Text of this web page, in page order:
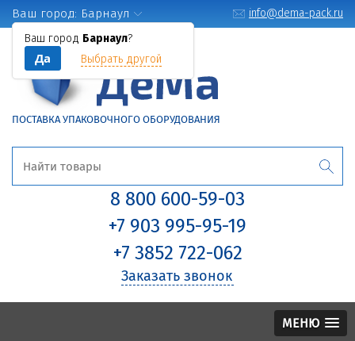
Ваш город: Барнаул
Ваш город Барнаул?
Да Выбрать другой
info@dema-pack.ru
ПОСТАВКА УПАКОВОЧНОГО ОБОРУДОВАНИЯ
8 800 600-59-03
+7 903 995-95-19
+7 3852 722-062
Заказать звонок
МЕНЮ